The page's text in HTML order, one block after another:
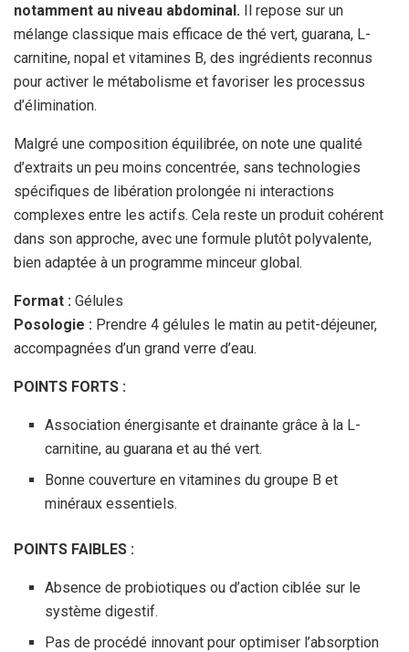
notamment au niveau abdominal. Il repose sur un
mélange classique mais efficace de thé vert, guarana, L-
carnitine, nopal et vitamines B, des ingrédients reconnus
pour activer le métabolisme et favoriser les processus
d’élimination.
Malgré une composition équilibrée, on note une qualité
d’extraits un peu moins concentrée, sans technologies
spécifiques de libération prolongée ni interactions
complexes entre les actifs. Cela reste un produit cohérent
dans son approche, avec une formule plutôt polyvalente,
bien adaptée à un programme minceur global.
Format : Gélules
Posologie : Prendre 4 gélules le matin au petit-déjeuner,
accompagnées d’un grand verre d’eau.
POINTS FORTS :
Association énergisante et drainante grâce à la L-
carnitine, au guarana et au thé vert.
Bonne couverture en vitamines du groupe B et
minéraux essentiels.
POINTS FAIBLES :
Absence de probiotiques ou d’action ciblée sur le
système digestif.
Pas de procédé innovant pour optimiser l’absorption